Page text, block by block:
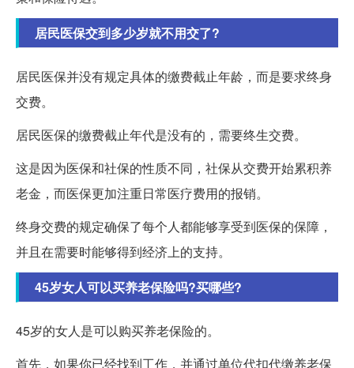
居民医保交到多少岁就不用交了?
居民医保并没有规定具体的缴费截止年龄，而是要求终身
交费。
居民医保的缴费截止年代是没有的，需要终生交费。
这是因为医保和社保的性质不同，社保从交费开始累积养
老金，而医保更加注重日常医疗费用的报销。
终身交费的规定确保了每个人都能够享受到医保的保障，
并且在需要时能够得到经济上的支持。
45岁女人可以买养老保险吗?买哪些?
45岁的女人是可以购买养老保险的。
首先，如果你已经找到工作，并通过单位代扣代缴养老保